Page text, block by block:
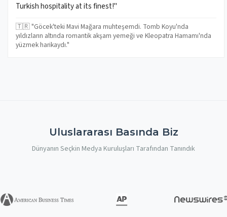
Turkish hospitality at its finest!"
🇹🇷 "Göcek'teki Mavi Mağara muhteşemdi. Tomb Koyu'nda
yıldızların altında romantik akşam yemeği ve Kleopatra Hamamı'nda
yüzmek harikaydı."
Uluslararası Basında Biz
Dünyanın Seçkin Medya Kuruluşları Tarafından Tanındık